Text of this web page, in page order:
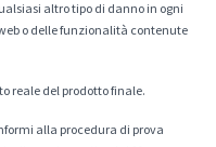
altro tipo di danno in ogni
o delle funzionalità contenute
reale del prodotto finale.
alla procedura di prova